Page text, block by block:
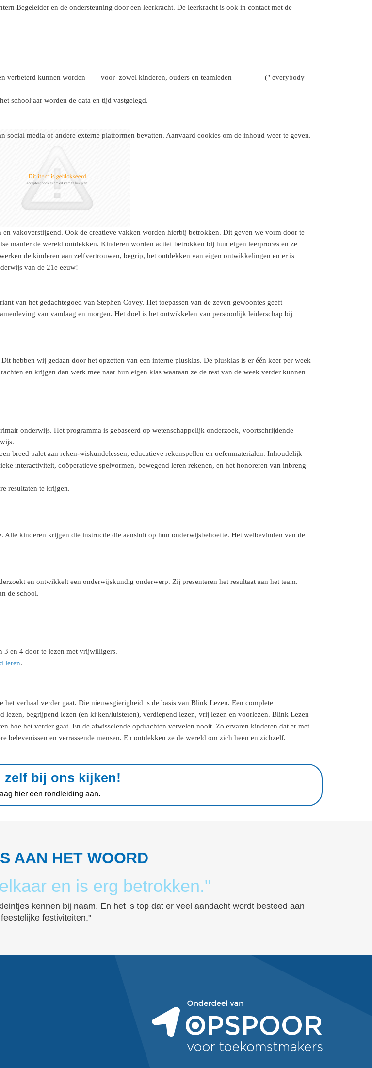
Begeleider en de ondersteuning door een leerkracht. De leerkracht is ook in contact met de
verbeterd kunnen worden voor zowel kinderen, ouders en teamleden (" everybody
schooljaar worden de data en tijd vastgelegd.
vakoverstijgend. Ook de creatieve vakken worden hierbij betrokken. Dit geven we vorm door te
manier de wereld ontdekken. Kinderen worden actief betrokken bij hun eigen leerproces en ze
de kinderen aan zelfvertrouwen, begrip, het ontdekken van eigen ontwikkelingen en er is
van de 21e eeuw!
van het gedachtegoed van Stephen Covey. Het toepassen van de zeven gewoontes geeft
van vandaag en morgen. Het doel is het ontwikkelen van persoonlijk leiderschap bij
hebben wij gedaan door het opzetten van een interne plusklas. De plusklas is er één keer per week
en krijgen dan werk mee naar hun eigen klas waaraan ze de rest van de week verder kunnen
onderwijs. Het programma is gebaseerd op wetenschappelijk onderzoek, voortschrijdende
breed palet aan reken-wiskundelessen, educatieve rekenspellen en oefenmaterialen. Inhoudelijk
interactiviteit, coöperatieve spelvormen, bewegend leren rekenen, en het honoreren van inbreng
resultaten te krijgen.
kinderen krijgen die instructie die aansluit op hun onderwijsbehoefte. Het welbevinden van de
en ontwikkelt een onderwijskundig onderwerp. Zij presenteren het resultaat aan het team.
de school.
3 en 4 door te lezen met vrijwilligers.
leren.
verhaal verder gaat. Die nieuwsgierigheid is de basis van Blink Lezen. Een complete
lezen, begrijpend lezen (en kijken/luisteren), verdiepend lezen, vrij lezen en voorlezen. Blink Lezen
hoe het verder gaat. En de afwisselende opdrachten vervelen nooit. Zo ervaren kinderen dat er met
belevenissen en verrassende mensen. En ontdekken ze de wereld om zich heen en zichzelf.
zelf bij ons kijken!
hier een rondleiding aan.
AAN HET WOORD
en is erg betrokken."
kennen bij naam. En het is top dat er veel aandacht wordt besteed aan
feestelijke festiviteiten."